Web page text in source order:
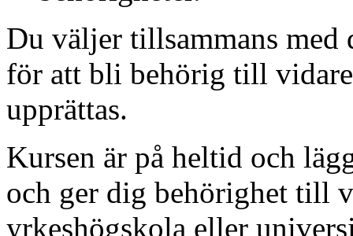
Du väljer tillsammans med
för att bli behörig till
upprättas.
Kursen är på heltid och
och ger dig behörighet till
yrkeshögskola eller